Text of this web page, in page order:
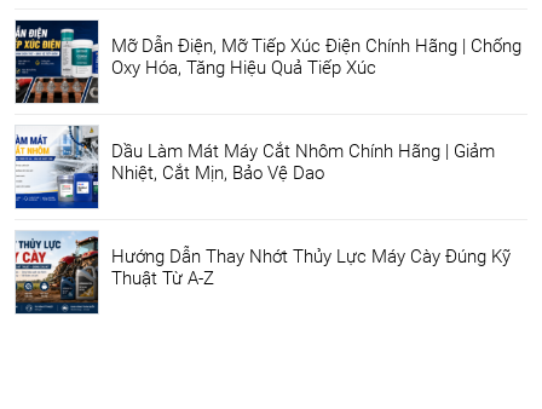
Mỡ Dẫn Điện, Mỡ Tiếp Xúc Điện Chính Hãng | Chống
Oxy Hóa, Tăng Hiệu Quả Tiếp Xúc
Dầu Làm Mát Máy Cắt Nhôm Chính Hãng | Giảm
Nhiệt, Cắt Mịn, Bảo Vệ Dao
Hướng Dẫn Thay Nhớt Thủy Lực Máy Cày Đúng Kỹ
Thuật Từ A-Z